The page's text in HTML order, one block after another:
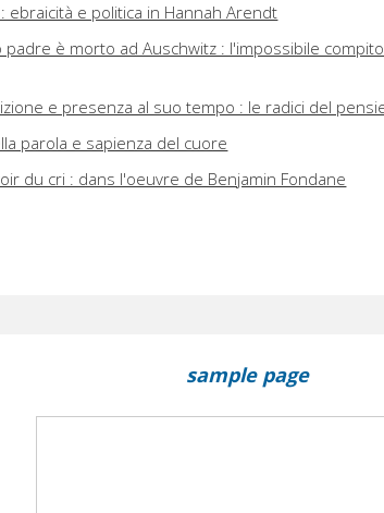
ebraicità e politica in Hannah Arendt
è morto ad Auschwitz : l'impossibile
e presenza al suo tempo : le radici del
parola e sapienza del cuore
du cri : dans l'oeuvre de Benjamin Fondane
sample page